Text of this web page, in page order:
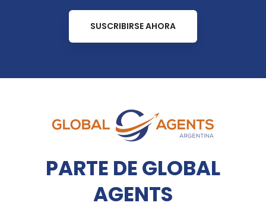
SUSCRIBIRSE AHORA
PARTE DE GLOBAL
AGENTS